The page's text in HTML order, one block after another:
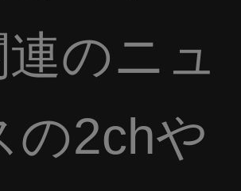
のニュ
の2chや